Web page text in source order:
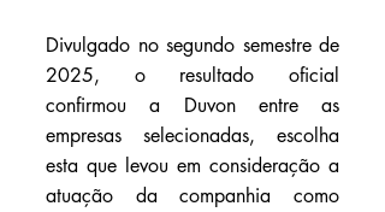
Divulgado no segundo semestre de
2025, o resultado oficial
confirmou a Duvon entre as
empresas selecionadas, escolha
esta que levou em consideração a
atuação da companhia como